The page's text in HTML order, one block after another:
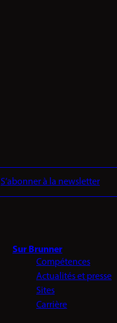
S’abonner à la newsletter
Sur Brunner
Compétences
Actualités et presse
Sites
Carrière